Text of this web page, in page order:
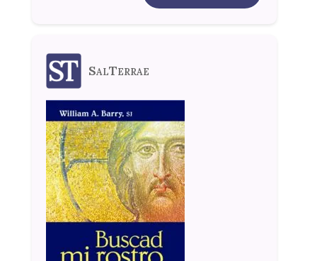
SalTerrae